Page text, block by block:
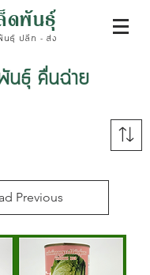
ดพันธุ์
นธุ์ ปลีก - ส่ง
นธุ์ คื่นฉ่าย
Previous